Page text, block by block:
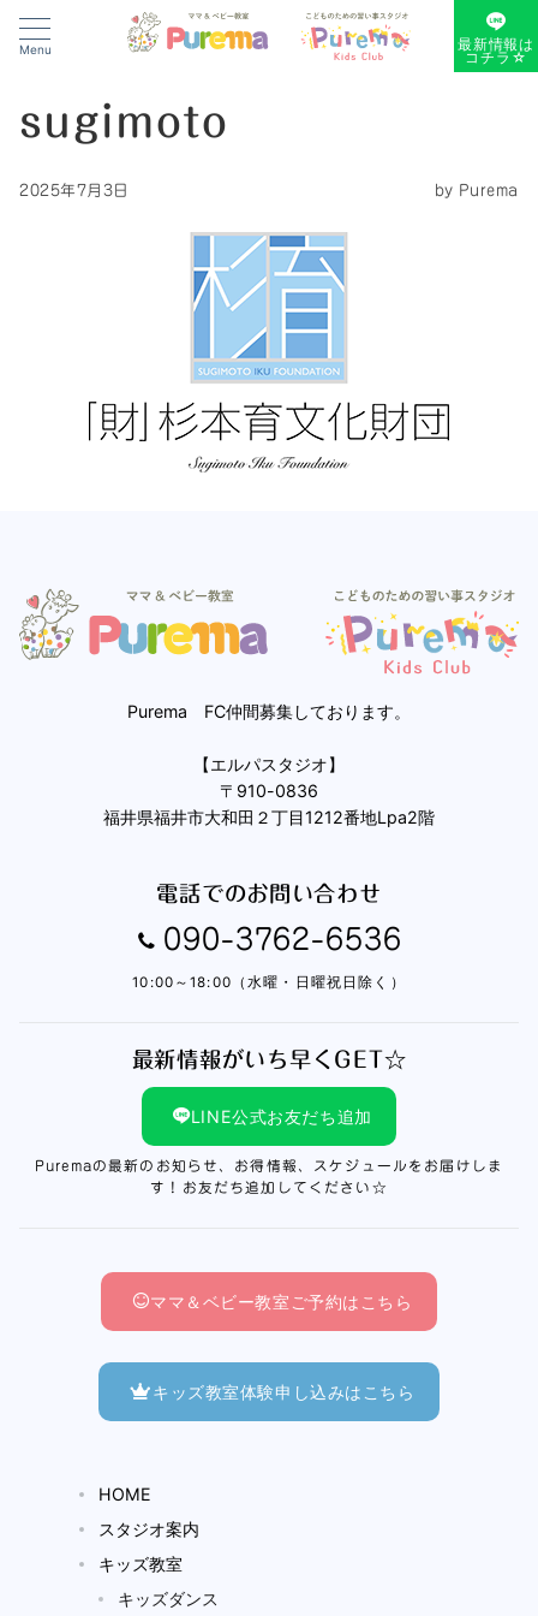
Menu 最新情報は
コチラ☆
sugimoto
2025年7月3日 by Purema
Purema FC仲間募集しております。
【エルパスタジオ】
〒910-0836
福井県福井市大和田２丁目1212番地Lpa2階
電話でのお問い合わせ
090-3762-6536
10:00～18:00（水曜・日曜祝日除く）
最新情報がいち早くGET☆
LINE公式お友だち追加
Puremaの最新のお知らせ、お得情報、スケジュールをお届けしま
す！お友だち追加してください☆
ママ＆ベビー教室ご予約はこちら
キッズ教室体験申し込みはこちら
HOME
スタジオ案内
キッズ教室
キッズダンス